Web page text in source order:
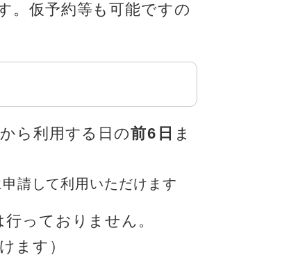
仮予約等も可能ですの
ら利用する日の前6日 ま
請して利用いただけます
っておりません。
ます）